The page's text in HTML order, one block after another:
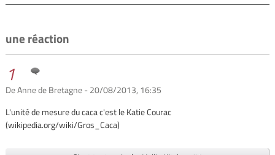
une réaction
1
De Anne de Bretagne - 20/08/2013, 16:35
L'unité de mesure du caca c'est le Katie Courac
(wikipedia.org/wiki/Gros_Caca)